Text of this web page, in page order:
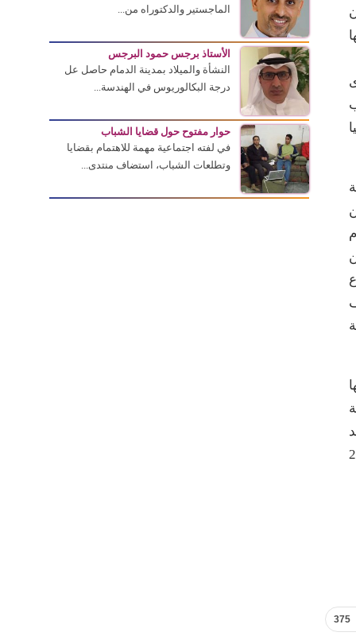
التي رعت أنشطة المنتدى في موسمه 22
375
الماجستير والدكتوراه من...
الأستاذ برجس حمود البرجس
النشأة والميلاد بمدينة الدمام حاصل عل
درجة البكالوريوس في الهندسة...
حوار مفتوح حول قضايا الشباب
في لفته اجتماعية مهمة للاهتمام بقضايا
وتطلعات الشباب، استضاف منتدى...